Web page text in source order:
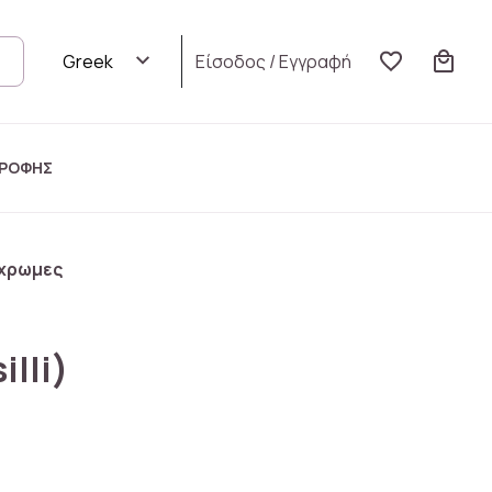
Είσοδος /Εγγραφή